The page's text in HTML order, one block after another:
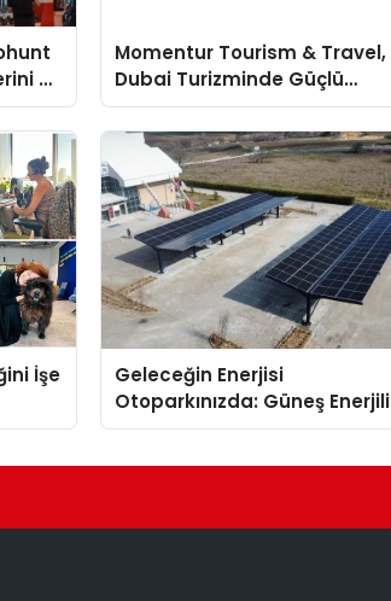
ve
Momentur Tourism & Travel,
Dubai Turizminde Güçlü
Operasyon Ağıyla Fark
Yaratıyor
İşe
Geleceğin Enerjisi
Otoparkınızda: Güneş Enerjili
Carport (Solar Otopark)